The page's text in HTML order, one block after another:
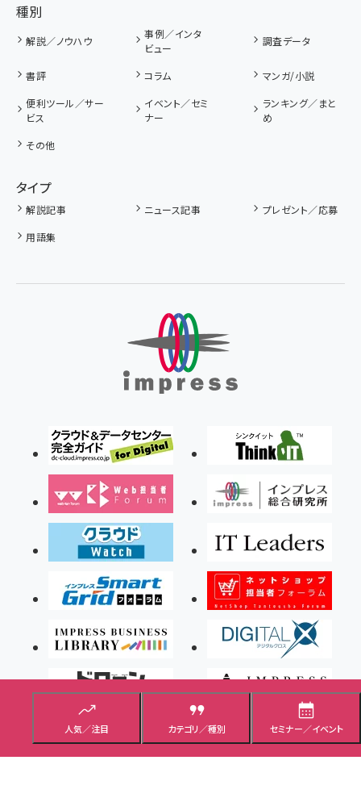
人気／注目 カテゴリ／種別 セミナー／イベント
種別
解説／ノウハウ
事例／インタ
ビュー
調査データ
書評 コラム
マンガ/小説
便利ツール／サー
ビス
イベント／セミ
ナー
ランキング／まと
め
その他
タイプ
解説記事 ニュース記事
プレゼント／応募
用語集